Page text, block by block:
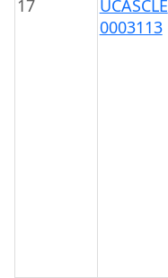
17
UCASCLE
0003113